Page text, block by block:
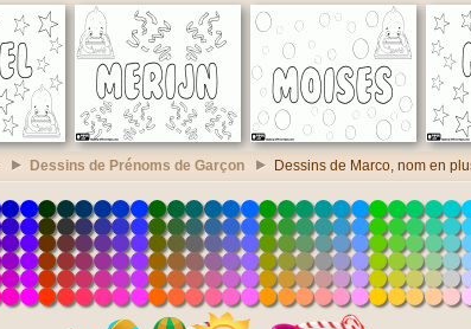
Dessins de Prénoms de Garçon Dessins de Marco, nom en